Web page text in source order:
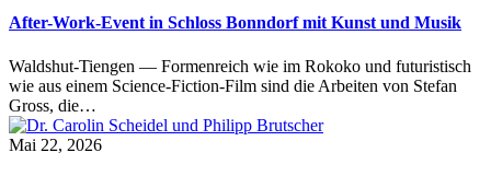
After-Work-Event in Schloss Bonndorf mit Kunst und Musik
Waldshut-Tiengen — Formenreich wie im Rokoko und futuristisch
wie aus einem Science-Fiction-Film sind die Arbeiten von Stefan
Gross, die…
Mai 22, 2026